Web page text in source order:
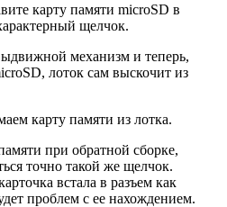
карту памяти microSD в
щелчок.
механизм и теперь,
лоток сам выскочит из
карту памяти из лотка.
при обратной сборке,
точно такой же щелчок.
встала в разъем как
проблем с ее нахождением.